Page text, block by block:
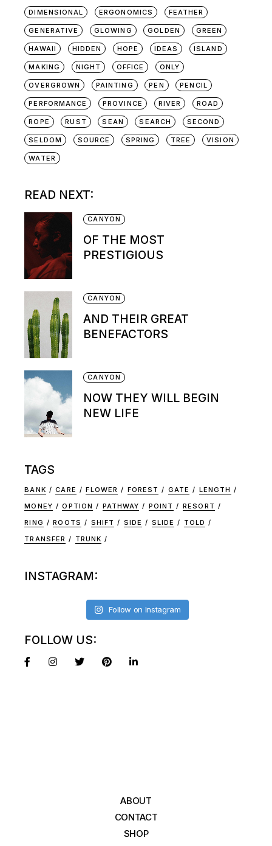
DIMENSIONAL ERGONOMICS FEATHER
GENERATIVE GLOWING GOLDEN GREEN
HAWAII HIDDEN HOPE IDEAS ISLAND
MAKING NIGHT OFFICE ONLY
OVERGROWN PAINTING PEN PENCIL
PERFORMANCE PROVINCE RIVER ROAD
ROPE RUST SEAN SEARCH SECOND
SELDOM SOURCE SPRING TREE VISION
WATER
READ NEXT:
CANYON
OF THE MOST
PRESTIGIOUS
CANYON
AND THEIR GREAT
BENEFACTORS
CANYON
NOW THEY WILL BEGIN
NEW LIFE
TAGS
BANK CARE FLOWER FOREST GATE
LENGTH
MONEY
OPTION PATHWAY POINT
RESORT
RING
ROOTS SHIFT SIDE SLIDE
TOLD
TRANSFER
TRUNK
INSTAGRAM:
Follow on Instagram
FOLLOW US:
ABOUT
CONTACT
SHOP